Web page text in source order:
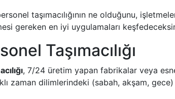
taşımacılığının ne olduğunu,
gereken en iyi uygulamaları
Taşımacılığı
, 7/24 üretim yapan fabrikalar veya
zaman dilimlerindeki (sabah, akşam,